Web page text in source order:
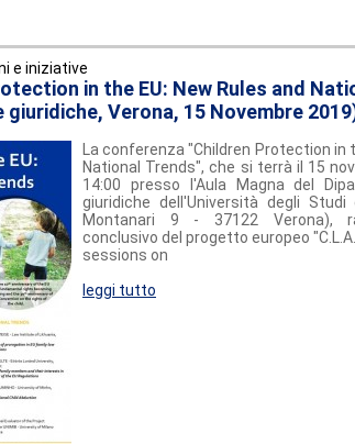
e iniziative
in the EU: New Rules and
Verona, 15 Novembre
La conferenza "Children Protection in
National Trends", che si terrà il 15
14:00 presso l'Aula Magna del
giuridiche dell'Università degli Studi
Montanari 9 - 37122 Verona),
conclusivo del progetto europeo
sessions on
leggi tutto